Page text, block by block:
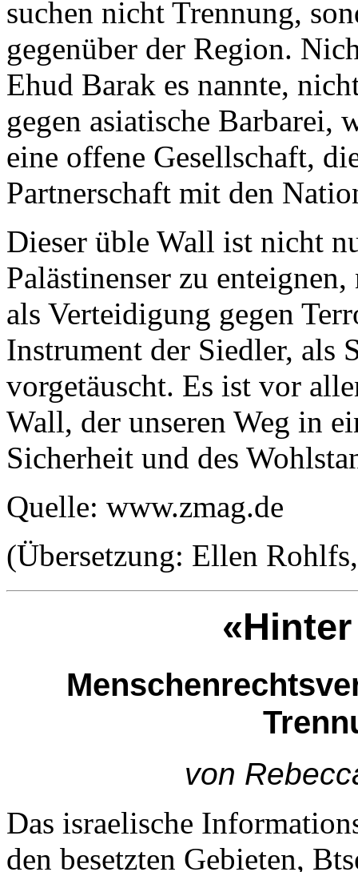
suchen nicht Trennung,
gegenüber der Region.
Ehud Barak es nannte,
gegen asiatische Barbarei,
eine offene Gesellschaft,
Partnerschaft mit den
Dieser üble Wall ist nicht
Palästinenser zu
als Verteidigung gegen
Instrument der Siedler, als
vorgetäuscht. Es ist vor
Wall, der unseren Weg in
Sicherheit und des
Quelle: www.zmag.de
(Übersetzung: Ellen
von
Das israelische
den besetzten Gebieten,